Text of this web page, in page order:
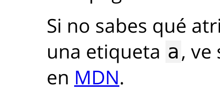
Si no sabes qué
una etiqueta a,
en MDN.